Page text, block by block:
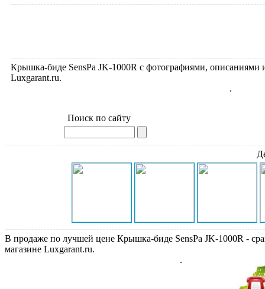
Крышка-биде SensPa JK-1000R с фотографиями, описаниями
Luxgarant.ru.
.
Поиск по сайту
В продаже по лучшей цене Крышка-биде SensPa JK-1000R -
магазине Luxgarant.ru.
.